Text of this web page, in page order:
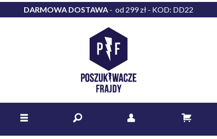
DARMOWA DOSTAWA - od 299 zł - KOD: DD22